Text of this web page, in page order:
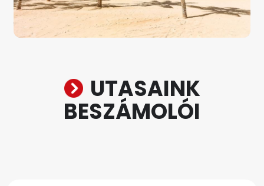
UTASAINK
BESZÁMOLÓI